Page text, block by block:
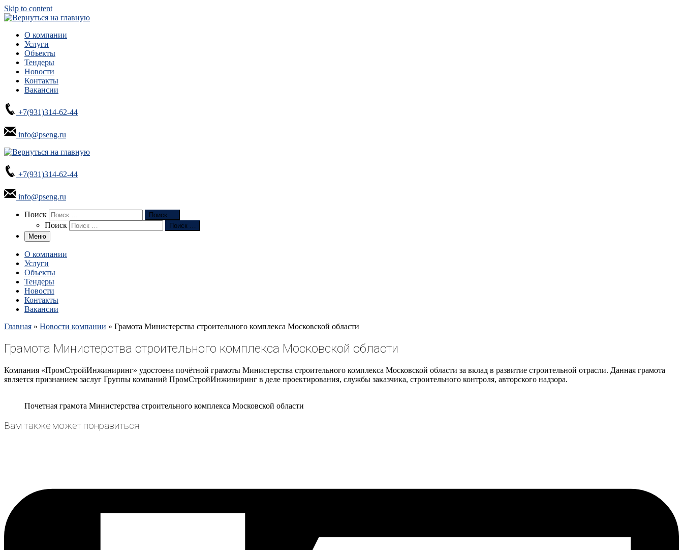
Skip to content
О компании
Услуги
Объекты
Тендеры
Новости
Контакты
Вакансии
+7(931)314-62-44
info@pseng.ru
+7(931)314-62-44
info@pseng.ru
Search
Поиск Поиск …
Поиск
Поиск …
Меню
О компании
Услуги
Объекты
Тендеры
Новости
Контакты
Вакансии
Главная » Новости компании » Грамота Министерства строительного комплекса Московской области
Грамота Министерства строительного комплекса Московской области
Компания «ПромСтройИнжиниринг» удостоена почётной грамоты Министерства строительного комплекса Московской области за вклад в развитие строительной отрасли. Данная грамота
является признанием заслуг Группы компаний ПромСтройИнжиниринг в деле проектирования, службы заказчика, строительного контроля, авторского надзора.
Почетная грамота Министерства строительного комплекса Московской области
Вам также может понравиться